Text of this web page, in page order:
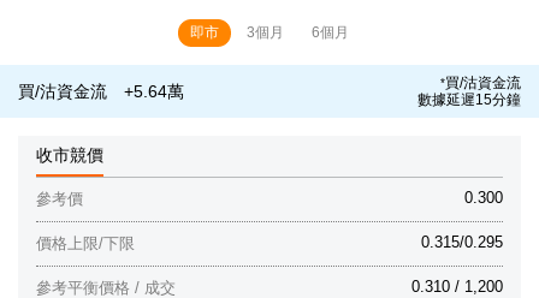
即市 3個月 6個月
買/沽資金流 +5.64萬 *買/沽資金流
數據延遲15分鐘
收市競價
0.300
參考價
0.315/0.295
價格上限/下限
0.310 / 1,200
參考平衡價格 / 成交